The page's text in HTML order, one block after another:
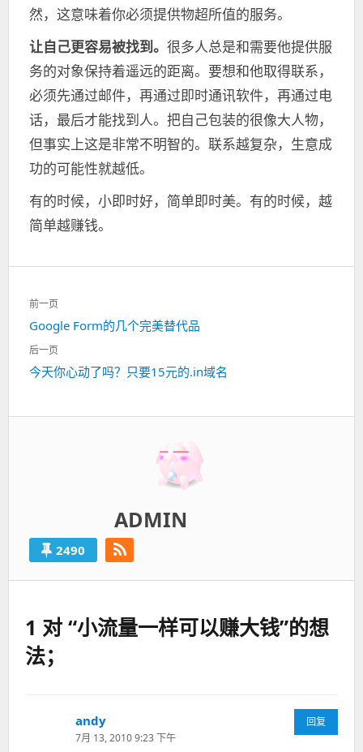
然，这意味着你必须提供物超所值的服务。
让自己更容易被找到。 很多人总是和需要他提供服
务的对象保持着遥远的距离。要想和他取得联系，
必须先通过邮件，再通过即时通讯软件，再通过电
话，最后才能找到人。把自己包装的很像大人物，
但事实上这是非常不明智的。联系越复杂，生意成
功的可能性就越低。
有的时候，小即时好，简单即时美。有的时候，越
简单越赚钱。
文
章
导
航
前一页
上
一
篇：
Google Form的几个完美替代品
后一页
下
今天你心动了吗？只要15元的.in域名
ADMIN
2490
1 对 “小流量一样可以赚大钱”的想
法；
andy
道：
7月 13, 2010 9:23 下午
回复